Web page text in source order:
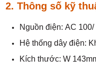
2. Thông số kỹ
Nguồn điện: AC
Hệ thống dây điện:
Kích thước: W